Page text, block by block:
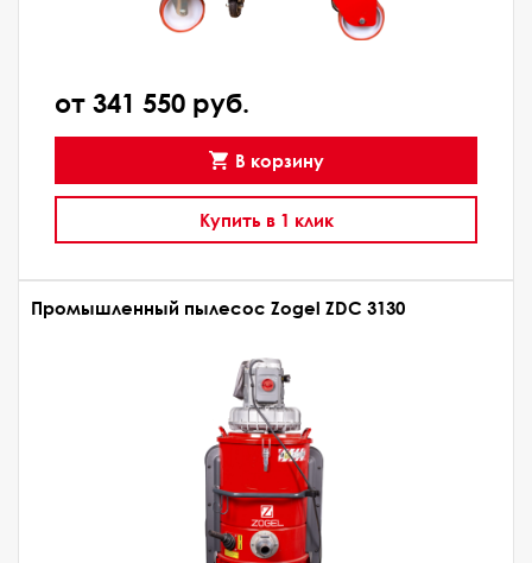
от 341 550 руб.
В корзину
Купить в 1 клик
Промышленный пылесос Zogel ZDC 3130